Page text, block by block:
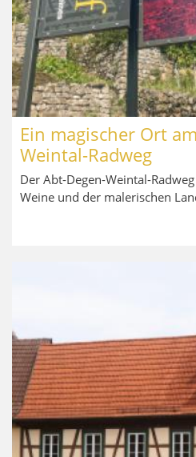
Ein magischer Ort
Weintal-Radweg
Der Abt-Degen-Weintal-
Weine und der malerischen